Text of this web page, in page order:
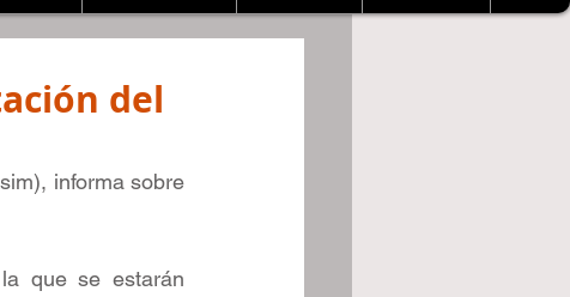
del
informa sobre
que se estarán